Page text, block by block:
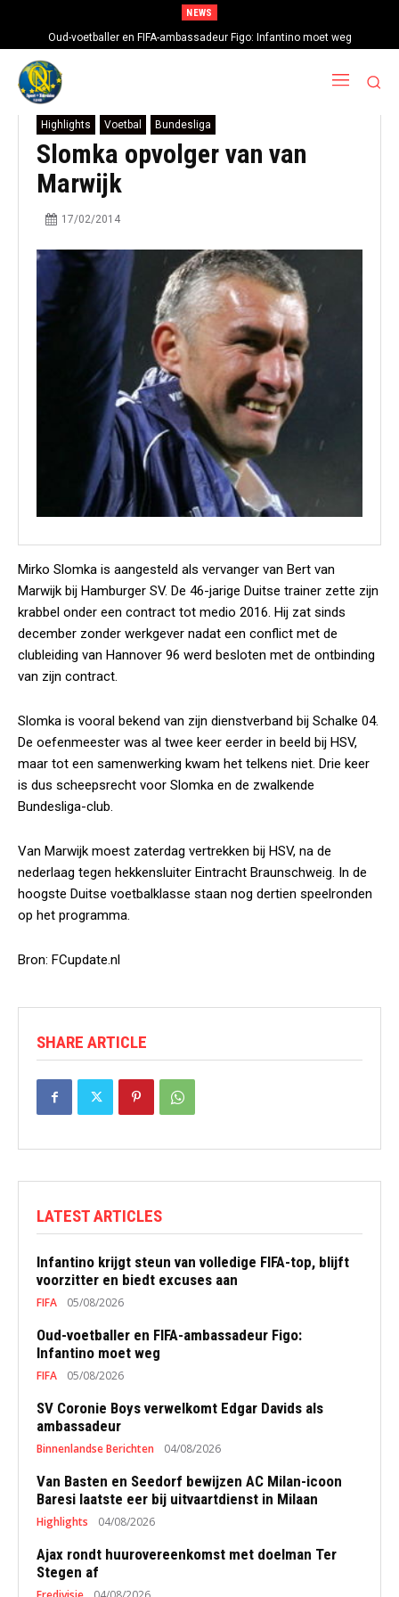
NEWS
Oud-voetballer en FIFA-ambassadeur Figo: Infantino moet weg
Highlights Voetbal Bundesliga
Slomka opvolger van van
Marwijk
17/02/2014
Mirko Slomka is aangesteld als vervanger van Bert van
Marwijk bij Hamburger SV. De 46-jarige Duitse trainer zette zijn
krabbel onder een contract tot medio 2016. Hij zat sinds
december zonder werkgever nadat een conflict met de
clubleiding van Hannover 96 werd besloten met de ontbinding
van zijn contract.
Slomka is vooral bekend van zijn dienstverband bij Schalke 04.
De oefenmeester was al twee keer eerder in beeld bij HSV,
maar tot een samenwerking kwam het telkens niet. Drie keer
is dus scheepsrecht voor Slomka en de zwalkende
Bundesliga-club.
Van Marwijk moest zaterdag vertrekken bij HSV, na de
nederlaag tegen hekkensluiter Eintracht Braunschweig. In de
hoogste Duitse voetbalklasse staan nog dertien speelronden
op het programma.
Bron: FCupdate.nl
SHARE ARTICLE
LATEST ARTICLES
Infantino krijgt steun van volledige FIFA-top, blijft
voorzitter en biedt excuses aan
FIFA 05/08/2026
Oud-voetballer en FIFA-ambassadeur Figo:
Infantino moet weg
FIFA 05/08/2026
SV Coronie Boys verwelkomt Edgar Davids als
ambassadeur
Binnenlandse Berichten 04/08/2026
Van Basten en Seedorf bewijzen AC Milan-icoon
Baresi laatste eer bij uitvaartdienst in Milaan
Highlights 04/08/2026
Ajax rondt huurovereenkomst met doelman Ter
Stegen af